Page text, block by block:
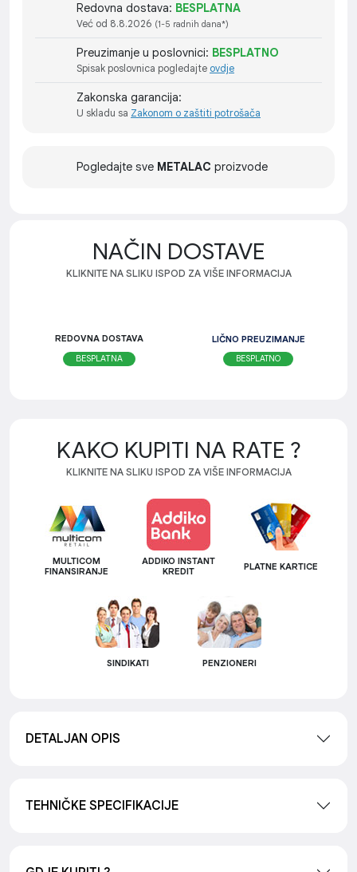
Redovna dostava: BESPLATNA
Već od 8.8.2026 (1-5 radnih dana*)
Preuzimanje u poslovnici: BESPLATNO
Spisak poslovnica pogledajte ovdje
Zakonska garancija:
U skladu sa Zakonom o zaštiti potrošača
Pogledajte sve METALAC proizvode
NAČIN DOSTAVE
KLIKNITE NA SLIKU ISPOD ZA VIŠE INFORMACIJA
REDOVNA DOSTAVA
BESPLATNA
LIČNO PREUZIMANJE
BESPLATNO
KAKO KUPITI NA RATE ?
KLIKNITE NA SLIKU ISPOD ZA VIŠE INFORMACIJA
MULTICOM
FINANSIRANJE
ADDIKO INSTANT
KREDIT
PLATNE KARTICE
SINDIKATI PENZIONERI
DETALJAN OPIS
TEHNIČKE SPECIFIKACIJE